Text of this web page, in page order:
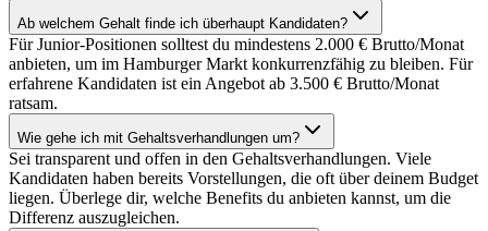
Ab welchem Gehalt finde ich überhaupt Kandidaten?
Für Junior-Positionen solltest du mindestens 2.000 € Brutto/Monat
anbieten, um im Hamburger Markt konkurrenzfähig zu bleiben. Für
erfahrene Kandidaten ist ein Angebot ab 3.500 € Brutto/Monat
ratsam.
Wie gehe ich mit Gehaltsverhandlungen um?
Sei transparent und offen in den Gehaltsverhandlungen. Viele
Kandidaten haben bereits Vorstellungen, die oft über deinem Budget
liegen. Überlege dir, welche Benefits du anbieten kannst, um die
Differenz auszugleichen.